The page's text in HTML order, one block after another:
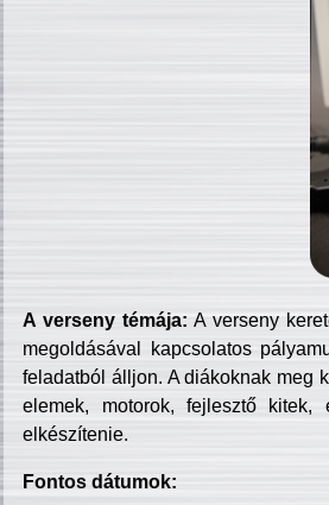
A verseny témája: A verseny
megoldásával kapcsolatos
feladatból álljon. A diákoknak meg
elemek, motorok, fejlesztő kitek,
elkészítenie.
Fontos dátumok: